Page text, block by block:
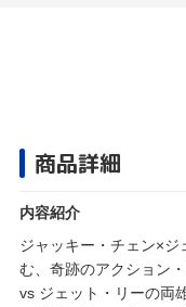
商品詳細
内容紹介
ジャッキー・チェン×
む、奇跡のアクション
vs ジェット・リーの両